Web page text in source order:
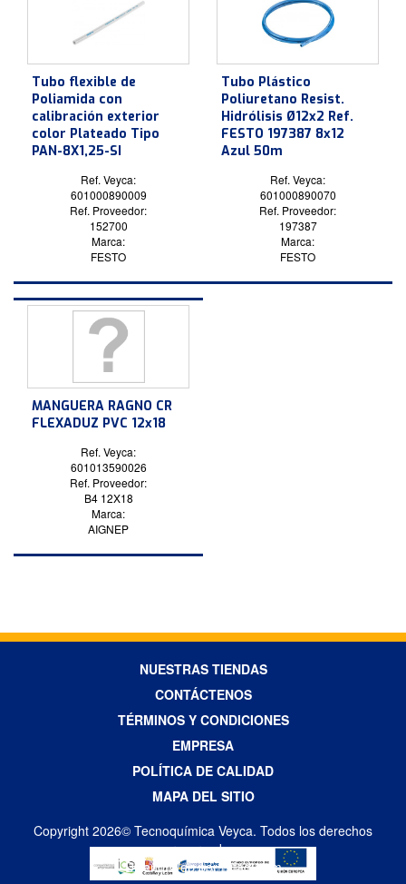
Tubo flexible de
Poliamida con
calibración exterior
color Plateado Tipo
PAN-8X1,25-SI
Ref. Veyca:
601000890009
Ref. Proveedor:
152700
Marca:
FESTO
Tubo Plástico
Poliuretano Resist.
Hidrólisis Ø12x2 Ref.
FESTO 197387 8x12
Azul 50m
Ref. Veyca:
601000890070
Ref. Proveedor:
197387
Marca:
FESTO
MANGUERA RAGNO CR
FLEXADUZ PVC 12x18
Ref. Veyca:
601013590026
Ref. Proveedor:
B4 12X18
Marca:
AIGNEP
NUESTRAS TIENDAS
CONTÁCTENOS
TÉRMINOS Y CONDICIONES
EMPRESA
POLÍTICA DE CALIDAD
MAPA DEL SITIO
Copyright 2026© Tecnoquímica Veyca. Todos los derechos
reservados
Diseño Web por Difadi.com